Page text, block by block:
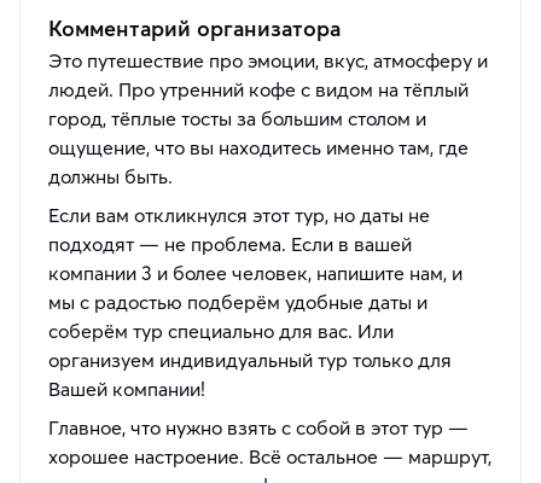
Комментарий организатора
Это путешествие про эмоции, вкус, атмосферу и
людей. Про утренний кофе с видом на тёплый
город, тёплые тосты за большим столом и
ощущение, что вы находитесь именно там, где
должны быть.
Если вам откликнулся этот тур, но даты не
подходят — не проблема. Если в вашей
компании 3 и более человек, напишите нам, и
мы с радостью подберём удобные даты и
соберём тур специально для вас. Или
организуем индивидуальный тур только для
Вашей компании!
Главное, что нужно взять с собой в этот тур —
хорошее настроение. Всё остальное — маршрут,